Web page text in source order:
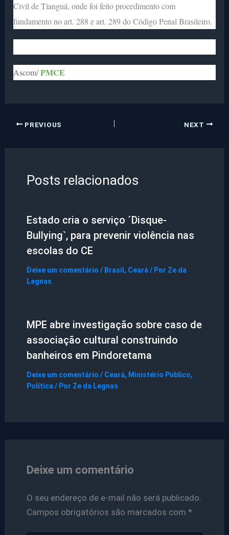
Civil de Tianguá, onde foi feito procedimento com
fundamento no art. 288 e art. 289 do Código Penal Brasileiro.
Ascom/PMCE
PREVIOUS NEXT
Posts relacionados
Estado cria o serviço ´Disque-
Bullying`, para prevenir violência nas
escolas do CE
Deixe um comentário / Brasil , Ceará/ Por Ze da
Legnas
MPE abre investigação sobre caso de
associação cultural construindo
banheiros em Pindoretama
Deixe um comentário / Ceará, Ministério Público,
Política/ Por Ze da Legnas
Deixe um comentário
O seu endereço de e-mail não será publicado.
Campos obrigatórios são marcados com *